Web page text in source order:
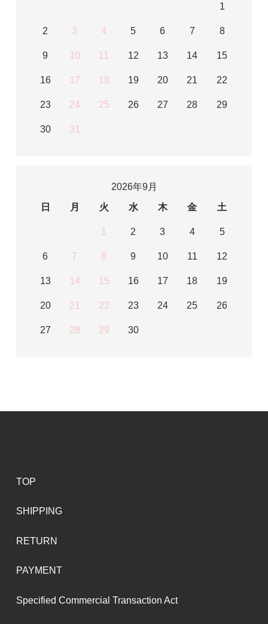
1
2 3 4 5 6 7 8
9 10 11 12 13 14 15
16 17 18 19 20 21 22
23 24 25 26 27 28 29
30 31
2026年9月
日
月 火 水 木 金 土
1 2 3 4 5
6 7 8 9 10 11 12
13 14 15 16 17 18 19
20 21 22 23 24 25 26
27 28 29 30
TOP
SHIPPING
RETURN
PAYMENT
Specified Commercial Transaction Act